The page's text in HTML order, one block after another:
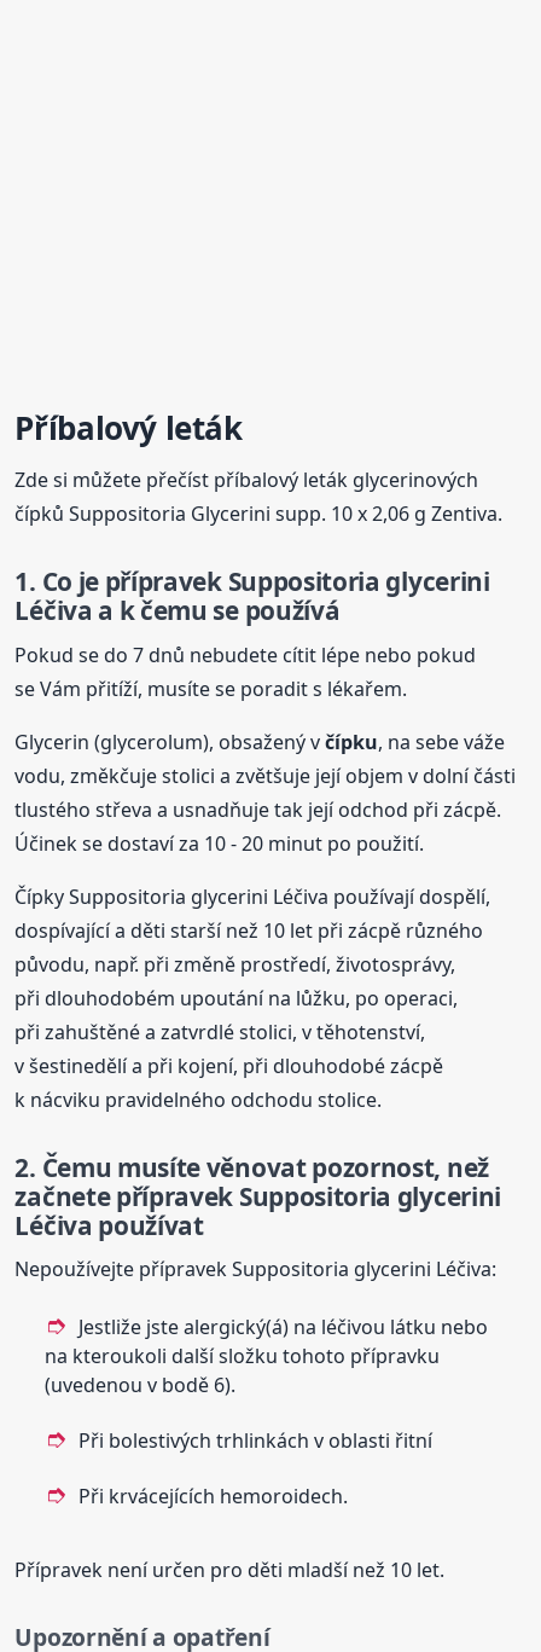
Příbalový leták
Zde si můžete přečíst příbalový leták glycerinových
čípků Suppositoria Glycerini supp. 10 x 2,06 g Zentiva.
1. Co je přípravek Suppositoria glycerini
Léčiva a k čemu se používá
Pokud se do 7 dnů nebudete cítit lépe nebo pokud
se Vám přitíží, musíte se poradit s lékařem.
Glycerin (glycerolum), obsažený včípku, na sebe váže
vodu, změkčuje stolici a zvětšuje její objem v dolní části
tlustého střeva a usnadňuje tak její odchod při zácpě.
Účinek se dostaví za 10 - 20 minut po použití.
Čípky Suppositoria glycerini Léčiva používají dospělí,
dospívající a děti starší než 10 let při zácpě různého
původu, např. při změně prostředí, životosprávy,
při dlouhodobém upoutání na lůžku, po operaci,
při zahuštěné a zatvrdlé stolici, v těhotenství,
v šestinedělí a při kojení, při dlouhodobé zácpě
k nácviku pravidelného odchodu stolice.
2. Čemu musíte věnovat pozornost, než
začnete přípravek Suppositoria glycerini
Léčiva používat
Nepoužívejte přípravek Suppositoria glycerini Léčiva:
Jestliže jste alergický(á) na léčivou látku nebo
na kteroukoli další složku tohoto přípravku
(uvedenou v bodě 6).
Při bolestivých trhlinkách v oblasti řitní
Při krvácejících hemoroidech.
Přípravek není určen pro děti mladší než 10 let.
Upozornění a opatření